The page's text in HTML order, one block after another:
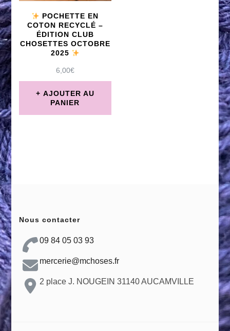
POCHETTE EN
COTON RECYCLÉ –
ÉDITION CLUB
CHOSETTES OCTOBRE
2025
6,00€
AJOUTER AU
PANIER
Nous contacter
09 84 05 03 93
mercerie@mchoses.fr
2 place J. NOUGEIN 31140 AUCAMVILLE